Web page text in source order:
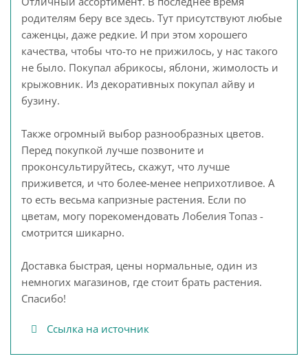
родителям беру все здесь. Тут присутствуют любые
саженцы, даже редкие. И при этом хорошего
качества, чтобы что-то не прижилось, у нас такого
не было. Покупал абрикосы, яблони, жимолость и
крыжовник. Из декоративных покупал айву и
бузину.
Также огромный выбор разнообразных цветов.
Перед покупкой лучше позвоните и
проконсультируйтесь, скажут, что лучше
приживется, и что более-менее неприхотливое. А
то есть весьма капризные растения. Если по
цветам, могу порекомендовать Лобелия Топаз -
смотрится шикарно.
Доставка быстрая, цены нормальные, один из
немногих магазинов, где стоит брать растения.
Спасибо!
Ссылка на источник